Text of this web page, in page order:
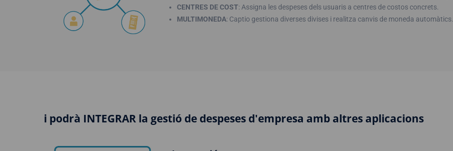
CENTRES DE COST: Assigna les despeses dels usuaris a centres de costos concrets.
MULTIMONEDA: Captio gestiona diverses divises i realitza canvis de moneda automàtics.
i podrà INTEGRAR la gestió de despeses d'empresa amb altres aplicacions